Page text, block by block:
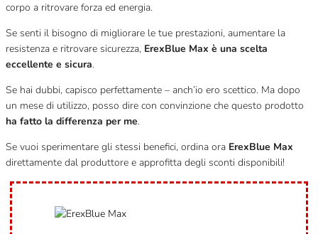
corpo a ritrovare forza ed energia.
Se senti il bisogno di migliorare le tue prestazioni, aumentare la
resistenza e ritrovare sicurezza, ErexBlue Max è una scelta
eccellente e sicura.
Se hai dubbi, capisco perfettamente – anch’io ero scettico. Ma dopo
un mese di utilizzo, posso dire con convinzione che questo prodotto
ha fatto la differenza per me.
Se vuoi sperimentare gli stessi benefici, ordina ora ErexBlue Max
direttamente dal produttore e approfitta degli sconti disponibili!